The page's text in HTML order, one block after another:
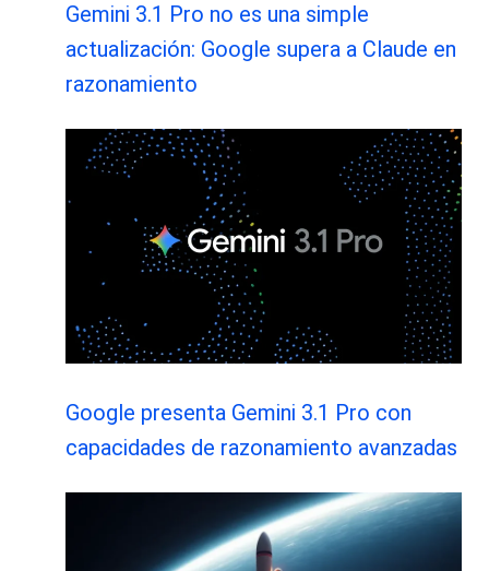
Gemini 3.1 Pro no es una simple
actualización: Google supera a Claude en
razonamiento
Google presenta Gemini 3.1 Pro con
capacidades de razonamiento avanzadas